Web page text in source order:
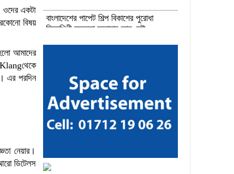
ওদের একটা
বিষয়
আমাদের
এর পরদিন
নেয়ার।
ডিটেলস
বাংলাদেশের পাপেট শিল্প বিকাশের পুরোধা
চিত্রশিল্পী মুস্তফা মনোয়ার আর নেই
ওশান’ প্ল্যাটফর্ম’-এর সুচনা
“বাংলাদেশ ইনস্টিটিউট অব ট্যুরিজম অ্যান্ড
হসপিটালিটি” তে ৬ মাস মেয়াদী চারটি
সার্টিফিকেট কোর্সে ভর্তি শুরু হয়েছে।